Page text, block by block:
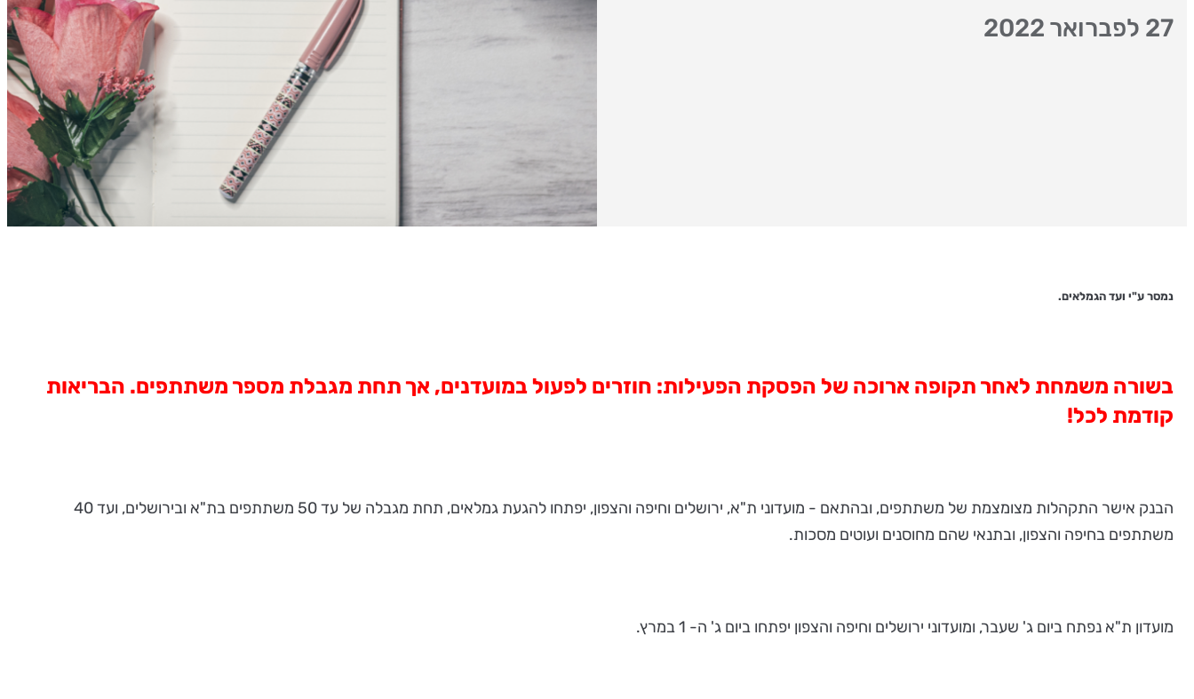
27 לפברואר 2022
נמסר ע"י ועד הגמלאים.
בשורה משמחת לאחר תקופה ארוכה של הפסקת הפעילות: חוזרים לפעול במועדנים, אך תחת מגבלת מספר משתתפים. הבריאות
קודמת לכל!
הבנק אישר התקהלות מצומצמת של משתתפים, ובהתאם - מועדוני ת"א, ירושלים וחיפה והצפון, יפתחו להגעת גמלאים, תחת מגבלה של עד 50 משתתפים בת"א ובירושלים, ועד 40
משתתפים בחיפה והצפון, ובתנאי שהם מחוסנים ועוטים מסכות.
מועדון ת"א נפתח ביום ג' שעבר, ומועדוני ירושלים וחיפה והצפון יפתחו ביום ג' ה- 1 במרץ.